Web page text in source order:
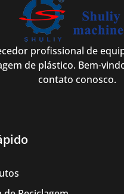
profissional de
de plástico. Bem-
contato conosco.